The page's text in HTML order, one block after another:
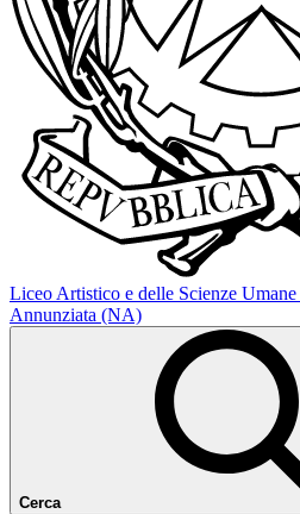
Liceo Artistico e delle Scienze Umane
Annunziata (NA)
Cerca